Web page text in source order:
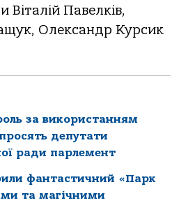
Віталій Павелків,
Олександр Курсик
за використанням
депутати
ради парлемент
фантастичний «Парк
та магічними